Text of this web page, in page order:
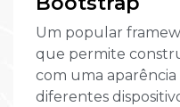
Um popular
que permite
com uma
diferentes